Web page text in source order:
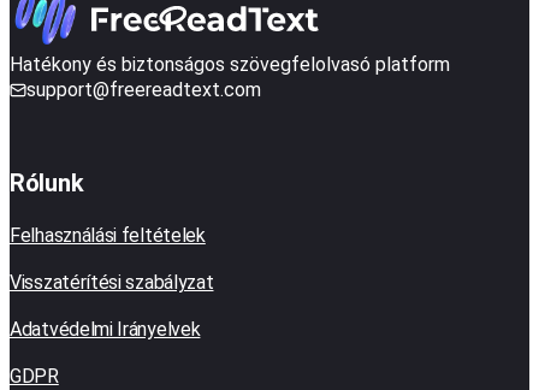
Hatékony és biztonságos szövegfelolvasó platform
support@freereadtext.com
Rólunk
Felhasználási feltételek
Visszatérítési szabályzat
Adatvédelmi Irányelvek
GDPR